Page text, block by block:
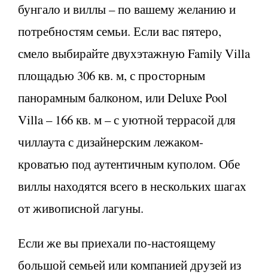
бунгало и виллы – по вашему желанию и
потребностям семьи. Если вас пятеро,
смело выбирайте двухэтажную Family Villa
площадью 306 кв. м, с просторным
панорамным балконом, или Deluxe Pool
Villa – 166 кв. м – с уютной террасой для
чиллаута с дизайнерским лежаком-
кроватью под аутентичным куполом. Обе
виллы находятся всего в нескольких шагах
от живописной лагуны.
Если же вы приехали по-настоящему
большой семьей или компанией друзей из